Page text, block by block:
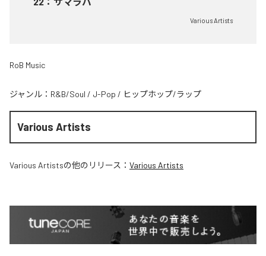
Various Artists
RoB Music
ジャンル： R&B/Soul / J-Pop / ヒップホップ/ラップ
Various Artists
Various Artistsの他のリリース： Various Artists